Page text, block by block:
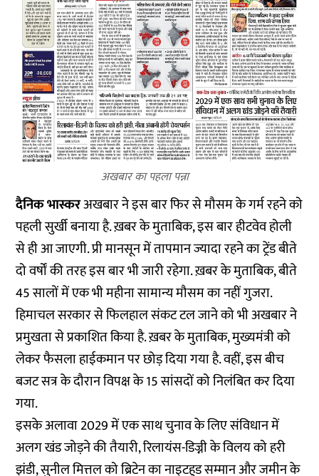
अखबार का पहला पन्ना
दैनिक भास्करअखबार ने इस बार फिर से मौसम के गर्म रहने को
पहली सुर्खी बनाया है. ख़बर के मुताबिक, इस बार हीटवेव होली
से ही आ जाएगी. प्री मानसून में तापमान ज्यादा रहने का ट्रेंड बीते
दो वर्षों की तरह इस बार भी जारी रहेगा. ख़बर के मुताबिक, बीते
45 सालों में एक भी महीना सामान्य मौसम का नहीं गुजरा.
हिमाचल सरकार से फिलहाल संकट टल जाने को भी अखबार ने
प्रमुखता से प्रकाशित किया है. ख़बर के मुताबिक, मुख्यमंत्री को
लेकर फैसला हाईकमान पर छोड़ दिया गया है. वहीं, इस बीच
बजट सत्र के दौरान विपक्ष के 15 सांसदों को निलंबित कर दिया
गया.
इसके अलावा 2029 में एक साथ चुनाव के लिए संविधान में
अलग खंड जोड़ने की तैयारी, रिलायंस-डिज्नी के विलय को हरी
झंडी, सुनील मित्तल को ब्रिटेन का नाइटहुड सम्मान और जमीन के